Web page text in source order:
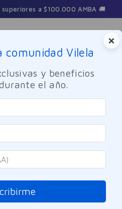
a $100.000 AMBA 🚚
Axe Black
×
comunidad Vilela
y beneficios
el año.